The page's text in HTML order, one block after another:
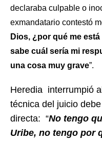
declaraba culpable o
exmandatario contestó
Dios, ¿por qué me
sabe cuál sería mi
una cosa muy grave”.
Heredia interrumpió
técnica del juicio
directa: “No tengo
Uribe, no tengo por